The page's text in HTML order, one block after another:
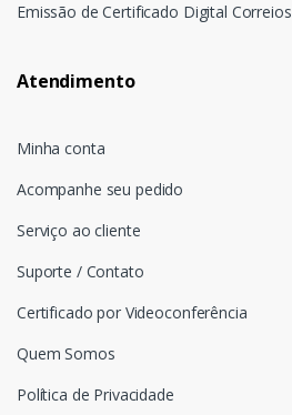
Emissão de Certificado Digital Correios
Atendimento
Minha conta
Acompanhe seu pedido
Serviço ao cliente
Suporte / Contato
Certificado por Videoconferência
Quem Somos
Política de Privacidade